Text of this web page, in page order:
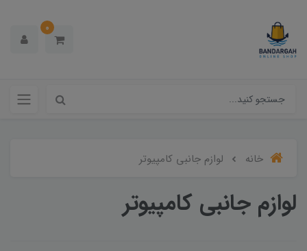
0
خانه لوازم جانبی کامپیوتر
لوازم جانبی کامپیوتر